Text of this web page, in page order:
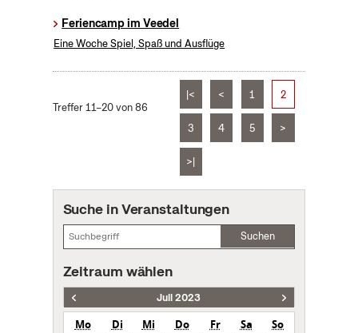
Feriencamp im Veedel
Eine Woche Spiel, Spaß und Ausflüge
Treffer 11–20 von 86
|< < 1 2
3 4 5 >
>|
Suche in Veranstaltungen
Suchen
Zeitraum wählen
Juli 2023
Mo Di Mi Do Fr Sa
So